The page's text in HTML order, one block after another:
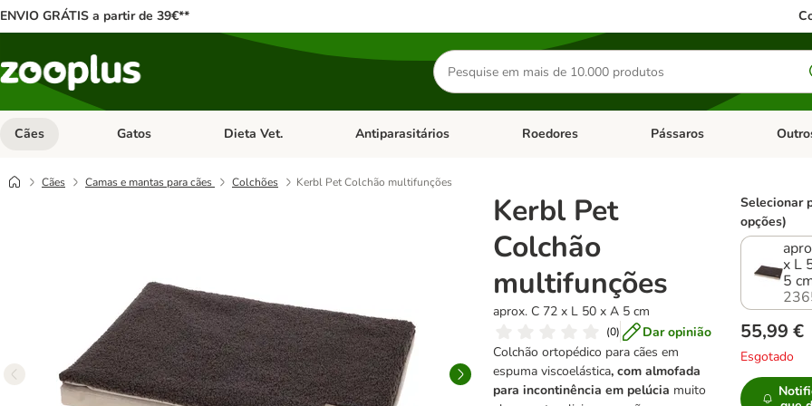
ENVIO GRÁTIS a partir de 39€**
Pesquisar
produtos
Cães Abrir menu de categoria: Cães
Gatos Abrir menu de categoria: Gatos
Dieta Vet. Abrir menu de categoria: Dieta Vet.
Antiparasitários Abrir menu de categoria: Antiparasitários
Roedores Abrir menu de categoria:
Pássaros Abrir
Cães Camas e mantas para cães Colchões Kerbl Pet Colchão multifunções
Kerbl Pet
Colchão
multifunções
aprox. C 72 x L 50 x A 5 cm
(0)
Dar opinião
Colchão ortopédico para cães em
espuma viscoelástica, com almofada
para incontinência em pelúcia muito
Selecionar
opções)
x L
5
55,99 €
Esgotado